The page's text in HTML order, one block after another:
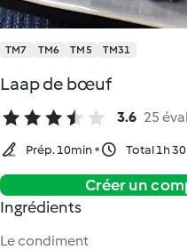
TM7 TM6 TM5 TM31
Laap de bœuf
3.6 25
Prép. 10min Total 1h
Créer un
Ingrédients
Le condiment